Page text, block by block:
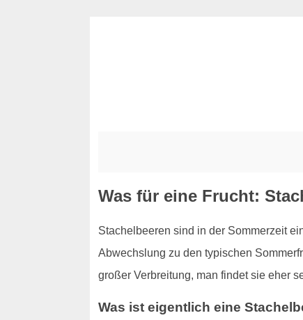
Was für eine Frucht:
Stachelbeeren sind in der Sommerzeit
Abwechslung zu den typischen
großer Verbreitung, man findet sie eher
Was ist eigentlich eine